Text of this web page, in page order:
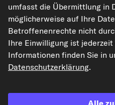
Original-Ersatzteilnummern
Fahrzeugtypen
F.BECKER Radbolzen
umfasst die Übermittlung in
möglicherweise auf Ihre
Betroffenenrechte nicht
Ihre Einwilligung ist
Informationen finden Sie in
Datenschutzerklärung.
Alle